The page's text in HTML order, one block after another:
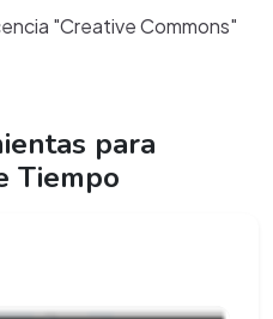
"Creative Commons"
para
Tiempo